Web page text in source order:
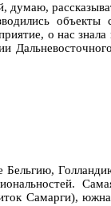
думаю,
объекты
о нас знала
Бельгию,
Самарги),